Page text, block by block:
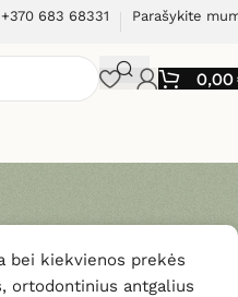
683 68331 Parašykite
0,00
bei kiekvienos prekės
ortodontinius antgalius